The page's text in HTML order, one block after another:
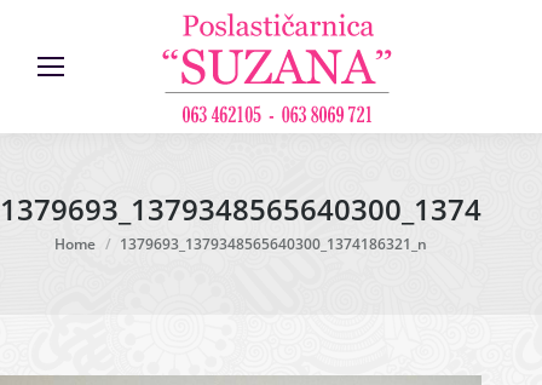
You are here:
Home 1379693_1379348565640300_1374186321_n